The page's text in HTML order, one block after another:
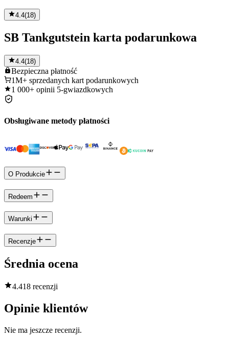
4.4(18)
SB Tankgutstein karta podarunkowa
4.4(18)
Bezpieczna płatność
1M+ sprzedanych kart podarunkowych
1 000+ opinii 5-gwiazdkowych
Obsługiwane metody płatności
O Produkcie
Redeem
Warunki
Recenzje
Średnia ocena
4.418 recenzji
Opinie klientów
Nie ma jeszcze recenzji.